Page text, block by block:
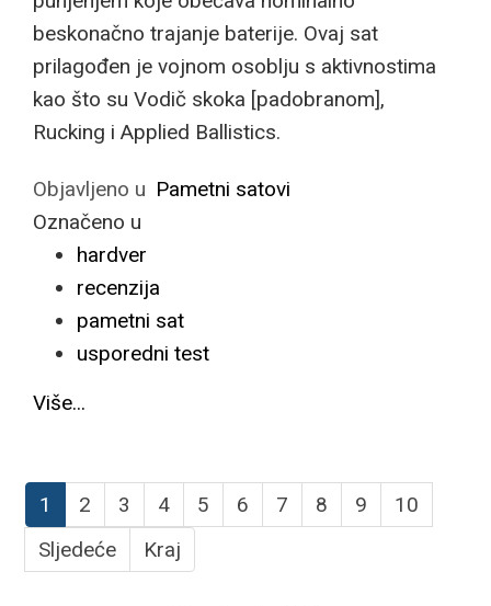
beskonačno trajanje baterije. Ovaj sat
prilagođen je vojnom osoblju s aktivnostima
kao što su Vodič skoka [padobranom],
Rucking i Applied Ballistics.
Objavljeno u Pametni satovi
Označeno u
hardver
recenzija
pametni sat
usporedni test
Više...
1 2 3 4 5 6 7 8 9
10
Sljedeće
Kraj